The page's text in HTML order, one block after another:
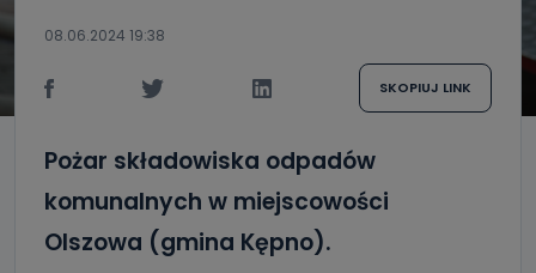
08.06.2024 19:38
SKOPIUJ LINK
Pożar składowiska odpadów
komunalnych w miejscowości
Olszowa (gmina Kępno).